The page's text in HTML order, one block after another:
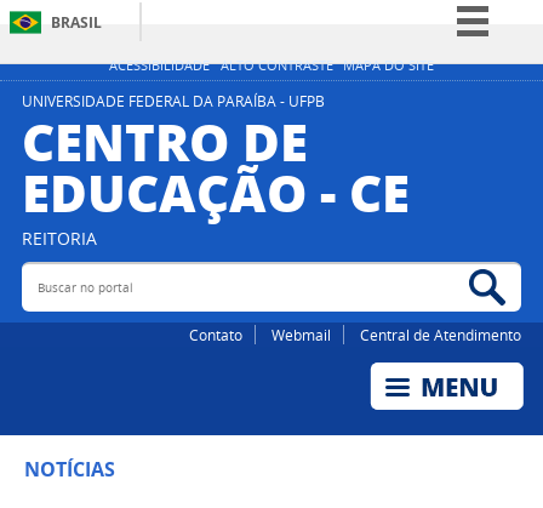
ACESSIBILIDADE ALTO CONTRASTE MAPA DO SITE
BRASIL
Simplifique!
Acesso à informação
Legislação
UNIVERSIDADE FEDERAL DA PARAÍBA - UFPB
CENTRO DE
EDUCAÇÃO - CE
REITORIA
Buscar no portal
Contato Webmail Central de Atendimento
NOTÍCIAS